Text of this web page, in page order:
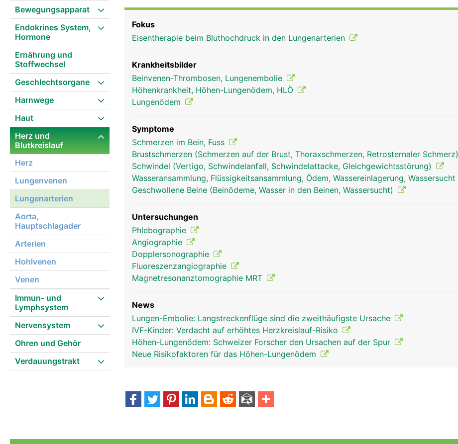
Bewegungsapparat
Endokrines System,
Hormone
Ernährung und
Stoffwechsel
Geschlechtsorgane
Harnwege
Haut
Herz und
Blutkreislauf
Herz
Lungenvenen
Lungenarterien
Aorta,
Hauptschlagader
Arterien
Hohlvenen
Venen
Immun- und
Lymphsystem
Nervensystem
Ohren und Gehör
Verdauungstrakt
Fokus
Eisentherapie beim Bluthochdruck in den Lungenarterien
Krankheitsbilder
Beinvenen-Thrombosen, Lungenembolie
Höhenkrankheit, Höhen-Lungenödem, HLÖ
Lungenödem
Symptome
Schmerzen im Bein, Fuss
Brustschmerzen (Schmerzen auf der Brust, Thoraxschmerzen, Retrosternaler Schmerz)
Schwindel (Vertigo, Schwindelanfall, Schwindelattacke, Gleichgewichtsstörung)
Wasseransammlung, Flüssigkeitsansammlung, Ödem, Wassereinlagerung, Wassersucht
Geschwollene Beine (Beinödeme, Wasser in den Beinen, Wassersucht)
Untersuchungen
Phlebographie
Angiographie
Dopplersonographie
Fluoreszenzangiographie
Magnetresonanztomographie MRT
News
Lungen-Embolie: Langstreckenflüge sind die zweithäufigste Ursache
IVF-Kinder: Verdacht auf erhöhtes Herzkreislauf-Risiko
Höhen-Lungenödem: Schweizer Forscher den Ursachen auf der Spur
Neue Risikofaktoren für das Höhen-Lungenödem